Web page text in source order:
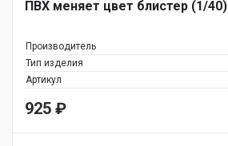
ПВХ меняет цвет блистер (1/40)
Производитель
Тип изделия
Артикул
925 ₽